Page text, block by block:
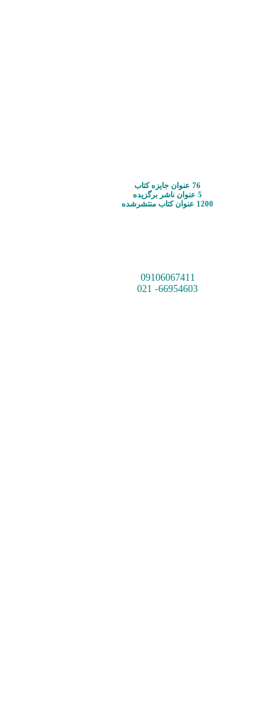
76 عنوان جایزه کتاب
5 عنوان ناشر برگزیده
1200 عنوان کتاب منتشرشده
09106067411
66954603- 021